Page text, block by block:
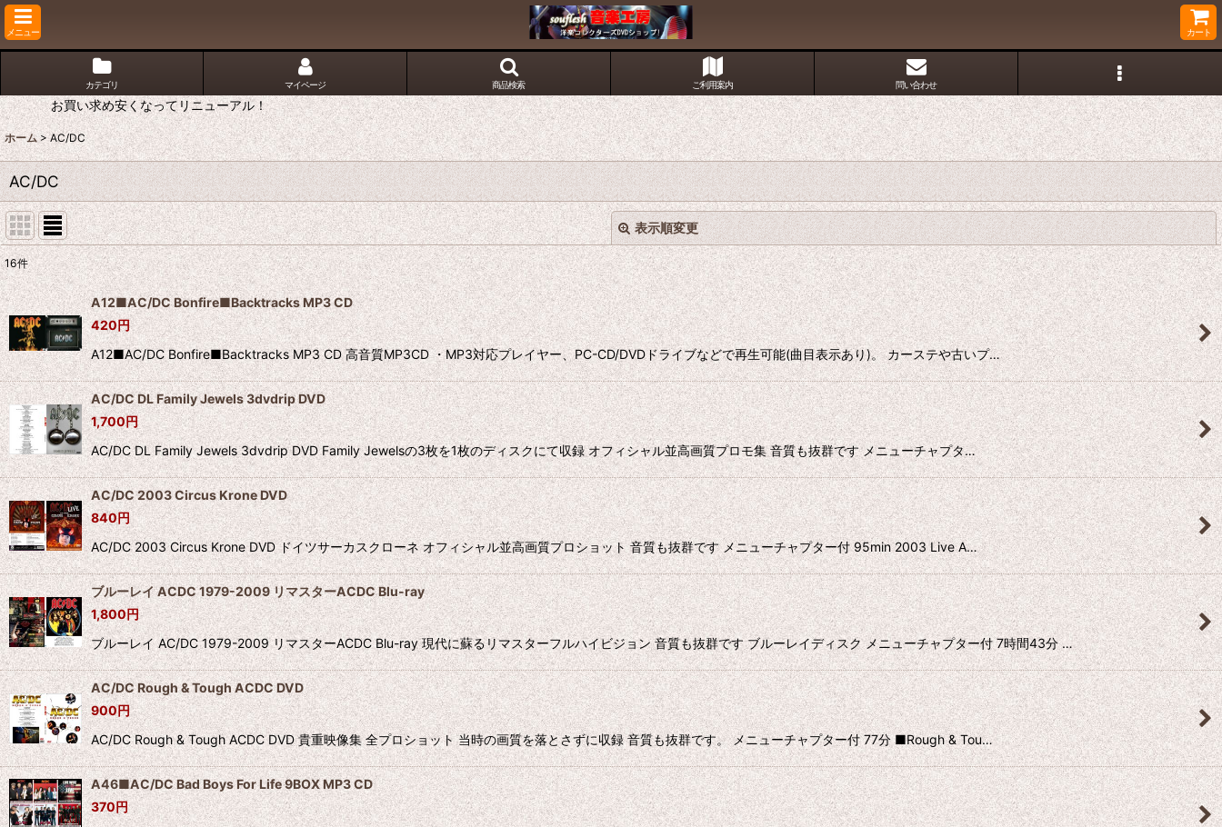
メニュー カート
カテゴリ マイページ 商品検索 ご利用案内 問い合わせ
お買い求め安くなってリニューアル！
ホーム > AC/DC
AC/DC
表示順変更
表示数:
並び順:
絞り込む
閉じる
16件
A12■AC/DC Bonfire■Backtracks MP3 CD
420円
A12■AC/DC Bonfire■Backtracks MP3 CD 高音質MP3CD ・MP3対応プレイヤー、PC-CD/DVDドライブなどで再生可能(曲目表示あり)。 カーステや古いプ…
AC/DC DL Family Jewels 3dvdrip DVD
1,700円
AC/DC DL Family Jewels 3dvdrip DVD Family Jewelsの3枚を1枚のディスクにて収録 オフィシャル並高画質プロモ集 音質も抜群です メニューチャプタ…
AC/DC 2003 Circus Krone DVD
840円
AC/DC 2003 Circus Krone DVD ドイツサーカスクローネ オフィシャル並高画質プロショット 音質も抜群です メニューチャプター付 95min 2003 Live A…
ブルーレイ ACDC 1979-2009 リマスターACDC Blu-ray
1,800円
ブルーレイ AC/DC 1979-2009 リマスターACDC Blu-ray 現代に蘇るリマスターフルハイビジョン 音質も抜群です ブルーレイディスク メニューチャプター付 7時間43分 …
AC/DC Rough & Tough ACDC DVD
900円
AC/DC Rough & Tough ACDC DVD 貴重映像集 全プロショット 当時の画質を落とさずに収録 音質も抜群です。 メニューチャプター付 77分 ■Rough & Tou…
A46■AC/DC Bad Boys For Life 9BOX MP3 CD
370円